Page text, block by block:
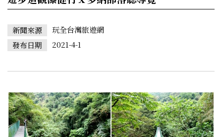
新聞來源
玩全台灣旅遊網
發布日期
2021-4-1